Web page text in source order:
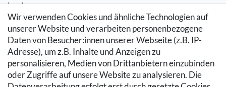
Wir verwenden Cookies und ähnliche Technologien auf
unserer Website und verarbeiten personenbezogene
Daten von Besucher:innen unserer Webseite (z.B. IP-
Adresse), um z.B. Inhalte und Anzeigen zu
personalisieren, Medien von Drittanbietern einzubinden
oder Zugriffe auf unsere Website zu analysieren. Die
Login
SERVICE
Zahlung & Versand
Warenkorb
Zur Kasse